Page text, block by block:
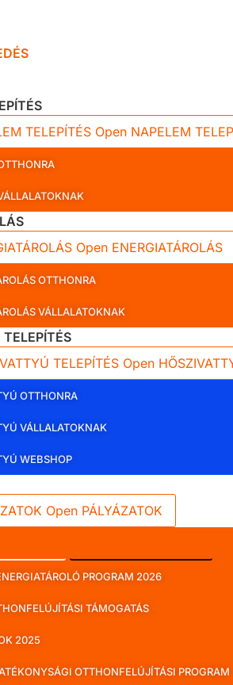
TELEPÍTÉS Open NAPELEM
Open ENERGIATÁROLÁS
OTTHONRA
VÁLLALATOKNAK
TELEPÍTÉS Open
OTTHONRA
VÁLLALATOKNAK
WEBSHOP
Open PÁLYÁZATOK
PROGRAM 2026
TÁMOGATÁS
2025
OTTHONFELÚJÍTÁSI PROGRAM